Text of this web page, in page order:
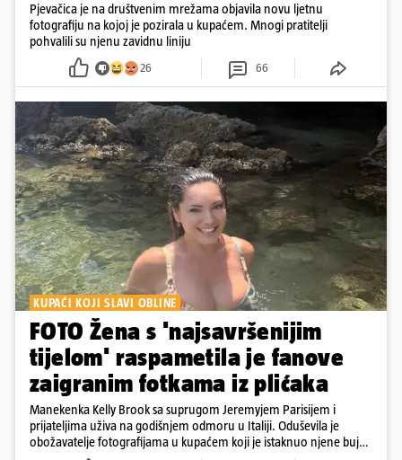
Pjevačica je na društvenim mrežama objavila novu ljetnu
fotografiju na kojoj je pozirala u kupaćem. Mnogi pratitelji
pohvalili su njenu zavidnu liniju
26 66
KUPAĆI KOJI SLAVI OBLINE
FOTO Žena s 'najsavršenijim
tijelom' raspametila je fanove
zaigranim fotkama iz plićaka
Manekenka Kelly Brook sa suprugom Jeremyjem Parisijem i
prijateljima uživa na godišnjem odmoru u Italiji. Oduševila je
obožavatelje fotografijama u kupaćem koji je istaknuo njene bujne